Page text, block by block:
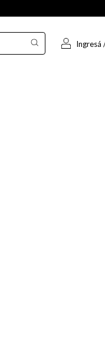
Ingresá